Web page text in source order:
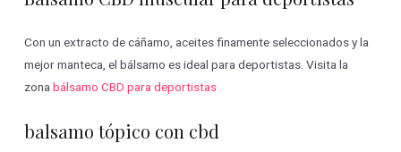
Con un extracto de cáñamo, aceites finamente seleccionados y la
mejor manteca, el bálsamo es ideal para deportistas. Visita la
zonabálsamo CBD para deportistas
balsamo tópico con cbd